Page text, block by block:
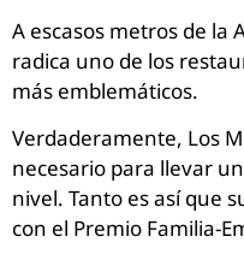
A escasos metros de la
radica uno de los
más emblemáticos.
Verdaderamente, Los
necesario para llevar
nivel. Tanto es así que
con el Premio Familia-